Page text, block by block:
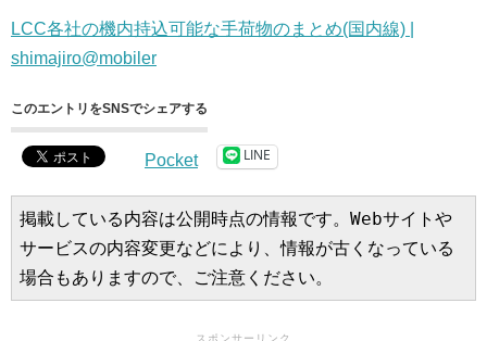
LCC各社の機内持込可能な手荷物のまとめ(国内線) |
shimajiro@mobiler
このエントリをSNSでシェアする
Pocket LINE
掲載している内容は公開時点の情報です。Webサイトや
サービスの内容変更などにより、情報が古くなっている
場合もありますので、ご注意ください。
スポンサーリンク